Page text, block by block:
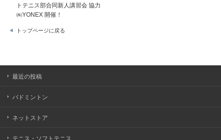
トテニス部合同新人講習会 協力
㈱YONEX 開催！
トップページに戻る
最近の投稿
バドミントン
ネットストア
テニス・ソフトテニス